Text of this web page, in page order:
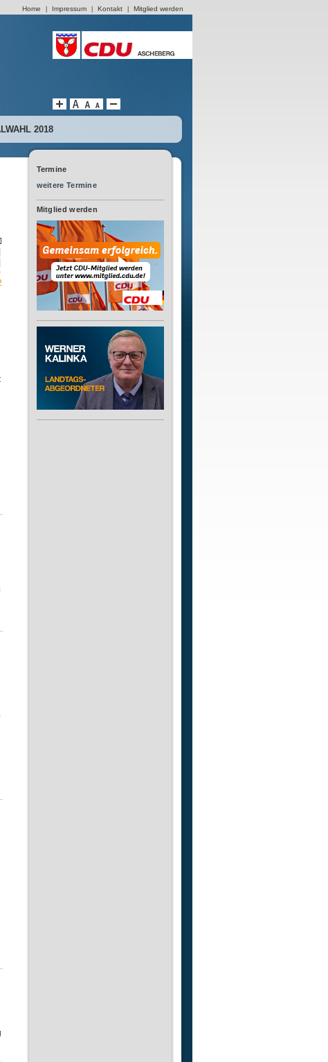
Home Impressum Kontakt Mitglied werden
2018
Termine
weitere Termine
Mitglied werden